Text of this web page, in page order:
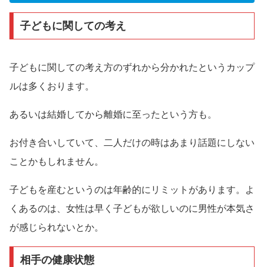
子どもに関しての考え
子どもに関しての考え方のずれから分かれたというカップ
ルは多くおります。
あるいは結婚してから離婚に至ったという方も。
お付き合いしていて、二人だけの時はあまり話題にしない
ことかもしれません。
子どもを産むというのは年齢的にリミットがあります。よ
くあるのは、女性は早く子どもが欲しいのに男性が本気さ
が感じられないとか。
相手の健康状態